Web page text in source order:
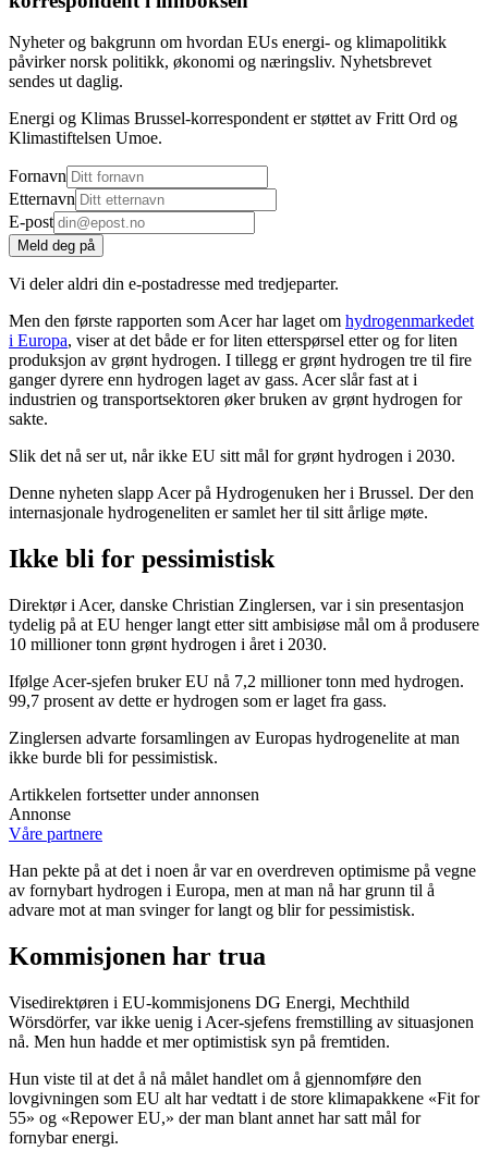
Nyheter og bakgrunn om hvordan EUs energi- og klimapolitikk
påvirker norsk politikk, økonomi og næringsliv. Nyhetsbrevet
sendes ut daglig.
Energi og Klimas Brussel-korrespondent er støttet av Fritt Ord og
Klimastiftelsen Umoe.
Fornavn
Etternavn
E-post
Meld deg på
Vi deler aldri din e-postadresse med tredjeparter.
Men den første rapporten som Acer har laget om hydrogenmarkedet
i Europa, viser at det både er for liten etterspørsel etter og for liten
produksjon av grønt hydrogen. I tillegg er grønt hydrogen tre til fire
ganger dyrere enn hydrogen laget av gass. Acer slår fast at i
industrien og transportsektoren øker bruken av grønt hydrogen for
sakte.
Slik det nå ser ut, når ikke EU sitt mål for grønt hydrogen i 2030.
Denne nyheten slapp Acer på Hydrogenuken her i Brussel. Der den
internasjonale hydrogeneliten er samlet her til sitt årlige møte.
Ikke bli for pessimistisk
Direktør i Acer, danske Christian Zinglersen, var i sin presentasjon
tydelig på at EU henger langt etter sitt ambisiøse mål om å produsere
10 millioner tonn grønt hydrogen i året i 2030.
Ifølge Acer-sjefen bruker EU nå 7,2 millioner tonn med hydrogen.
99,7 prosent av dette er hydrogen som er laget fra gass.
Zinglersen advarte forsamlingen av Europas hydrogenelite at man
ikke burde bli for pessimistisk.
Artikkelen fortsetter under annonsen
Annonse
Våre partnere
Han pekte på at det i noen år var en overdreven optimisme på vegne
av fornybart hydrogen i Europa, men at man nå har grunn til å
advare mot at man svinger for langt og blir for pessimistisk.
Kommisjonen har trua
Visedirektøren i EU-kommisjonens DG Energi, Mechthild
Wörsdörfer, var ikke uenig i Acer-sjefens fremstilling av situasjonen
nå. Men hun hadde et mer optimistisk syn på fremtiden.
Hun viste til at det å nå målet handlet om å gjennomføre den
lovgivningen som EU alt har vedtatt i de store klimapakkene «Fit for
55» og «Repower EU,» der man blant annet har satt mål for
fornybar energi.